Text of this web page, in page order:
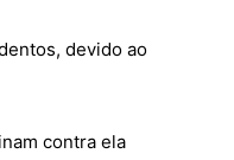
devido ao
contra ela